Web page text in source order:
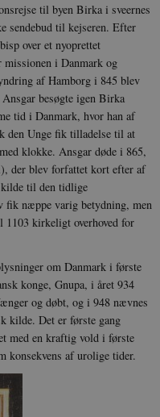
til byen Birka i sveernes
sendebud til kejseren. Efter
over et nyoprettet
i Danmark og
af Hamborg i 845 blev
besøgte igen Birka
tid i Danmark, hvor han af
den Unge fik tilladelse til at
klokke. Ansgar døde i 865,
der blev forfattet kort efter af
til den tidlige
næppe varig betydning, men
kirkeligt overhoved for
om Danmark i første
konge, Gnupa, i året 934
og døbt, og i 948 nævnes
kilde. Det er første gang
med en kraftig vold i første
konsekvens af urolige tider.